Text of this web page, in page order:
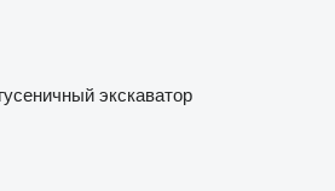
экскаватор